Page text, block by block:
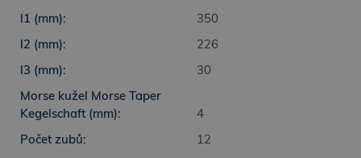
350
226
30
4
12